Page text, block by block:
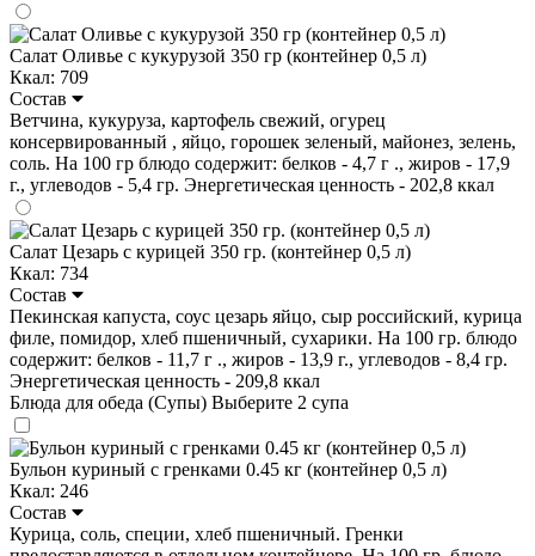
Салат Оливье с кукурузой 350 гр (контейнер 0,5 л)
Ккал: 709
Состав
Ветчина, кукуруза, картофель свежий, огурец
консервированный , яйцо, горошек зеленый, майонез, зелень,
соль. На 100 гр блюдо содержит: белков - 4,7 г ., жиров - 17,9
г., углеводов - 5,4 гр. Энергетическая ценность - 202,8 ккал
Салат Цезарь с курицей 350 гр. (контейнер 0,5 л)
Ккал: 734
Состав
Пекинская капуста, соус цезарь яйцо, сыр российский, курица
филе, помидор, хлеб пшеничный, сухарики. На 100 гр. блюдо
содержит: белков - 11,7 г ., жиров - 13,9 г., углеводов - 8,4 гр.
Энергетическая ценность - 209,8 ккал
Блюда для обеда (Супы) Выберите 2 супа
Бульон куриный с гренками 0.45 кг (контейнер 0,5 л)
Ккал: 246
Состав
Курица, соль, специи, хлеб пшеничный. Гренки